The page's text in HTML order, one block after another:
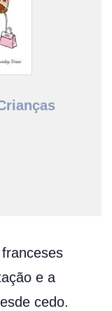
e a
cedo.